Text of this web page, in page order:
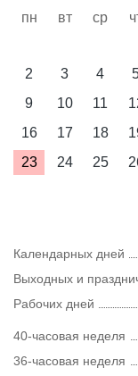
пн вт ср
2
3 4
9
10 11
16
17 18
23
24 25
Календарных дней
Выходных и
Рабочих дней
40-часовая неделя
36-часовая неделя